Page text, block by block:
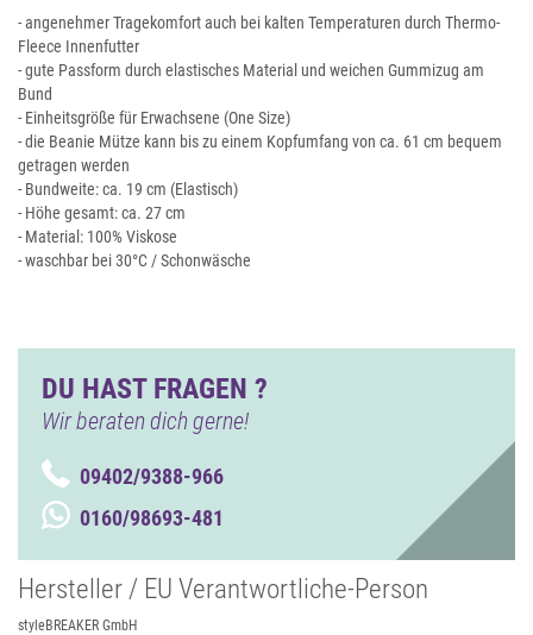
- angenehmer Tragekomfort auch bei kalten Temperaturen durch Thermo-
Fleece Innenfutter
- gute Passform durch elastisches Material und weichen Gummizug am
Bund
- Einheitsgröße für Erwachsene (One Size)
- die Beanie Mütze kann bis zu einem Kopfumfang von ca. 61 cm bequem
getragen werden
- Bundweite: ca. 19 cm (Elastisch)
- Höhe gesamt: ca. 27 cm
- Material: 100% Viskose
- waschbar bei 30°C / Schonwäsche
DU HAST FRAGEN ?
Wir beraten dich gerne!
09402/9388-966
0160/98693-481
Hersteller / EU Verantwortliche-Person
styleBREAKER GmbH